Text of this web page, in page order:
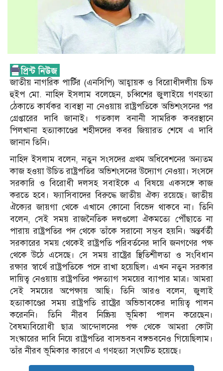
জাতীয় নাগরিক পার্টির (এনসিপি) আহ্বায়ক ও বিরোধীদলীয় চিফ
হুইপ মো. নাহিদ ইসলাম বলেছেন, চব্বিশের জুলাইয়ে গণহত্যা
ঠেকাতে কার্যকর ব্যবস্থা না নেওয়ায় রাষ্ট্রপতিকে অভিশংসনের পর
গ্রেপ্তারের দাবি জানাই। গতকাল বনানী সামরিক কবরস্থানে
পিলখানা হত্যাকাণ্ডের শহীদদের কবর জিয়ারত শেষে এ দাবি
জানান তিনি।
নাহিদ ইসলাম বলেন, নতুন সংসদের প্রথম অধিবেশনের অন্যতম
কাজ হওয়া উচিত রাষ্ট্রপতির অভিশংসনের উদ্যোগ নেওয়া। সংসদে
সরকারি ও বিরোধী দলসহ সবাইকে এ বিষয়ে একসঙ্গে কাজ
করতে হবে। ফ্যাসিবাদের বিরুদ্ধে জাতীয় ঐক্য রয়েছে। জাতীয়
ঐক্যের জায়গা থেকে এখানে কোনো বিভেদ থাকবে না। তিনি
বলেন, সেই সময় রাজনৈতিক দলগুলো ঐকমত্যে পৌঁছাতে না
পারায় রাষ্ট্রপতির পদ থেকে তাঁকে সরানো সম্ভব হয়নি। অন্তর্বর্তী
সরকারের সময় থেকেই রাষ্ট্রপতি পরিবর্তনের দাবি জনগণের পক্ষ
থেকে উঠে এসেছে। সে সময় রাষ্ট্রের স্থিতিশীলতা ও সংবিধান
রক্ষার স্বার্থে রাষ্ট্রপতিকে পদে রাখা হয়েছিল। এখন নতুন সরকার
দায়িত্ব নেওয়ায় রাষ্ট্রপতির পদত্যাগ সময়ের ব্যাপার মাত্র। আমরা
সেই সময়ের অপেক্ষায় আছি। তিনি আরও বলেন, জুলাই
হত্যাকাণ্ডের সময় রাষ্ট্রপতি রাষ্ট্রের অভিভাবকের দায়িত্ব পালন
করেননি। তিনি নীরব নিষ্ক্রিয় ভূমিকা পালন করেছেন।
বৈষম্যবিরোধী ছাত্র আন্দোলনের পক্ষ থেকে আমরা কোটা
সংস্কারের দাবি নিয়ে রাষ্ট্রপতির বাসভবন বঙ্গভবনেও গিয়েছিলাম।
তাঁর নীরব ভূমিকার কারণে এ গণহত্যা সংঘটিত হয়েছে।